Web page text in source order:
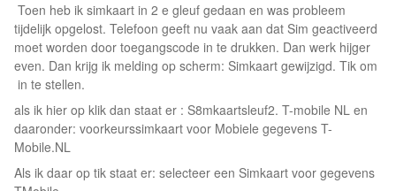
Toen heb ik simkaart in 2 e gleuf gedaan en was probleem
tijdelijk opgelost. Telefoon geeft nu vaak aan dat Sim geactiveerd
moet worden door toegangscode in te drukken. Dan werk hijger
even. Dan krijg ik melding op scherm: Simkaart gewijzigd. Tik om
in te stellen.
als ik hier op klik dan staat er : S8mkaartsleuf2. T-mobile NL en
daaronder: voorkeurssimkaart voor Mobiele gegevens T-
Mobile.NL
Als ik daar op tik staat er: selecteer een Simkaart voor gegevens